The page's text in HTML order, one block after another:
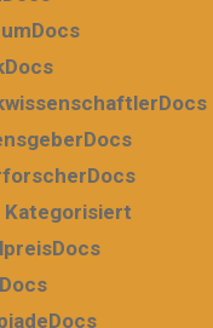
Kategorisiert